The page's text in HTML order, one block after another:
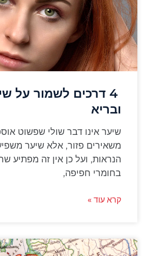
4 דרכים לשמור על
ובריא
שיער אינו דבר שולי שפשוט
משאירים פזור, אלא שיער
הנראות, ועל כן אין זה מפתיע
בחומרי חפיפה,
קרא עוד »